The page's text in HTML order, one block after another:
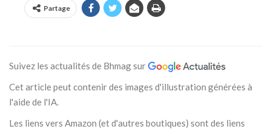
Partage
Suivez les actualités de Bhmag sur
Cet article peut contenir des images d'illustration générées à
l'aide de l'IA.
Les liens vers Amazon (et d'autres boutiques) sont des liens